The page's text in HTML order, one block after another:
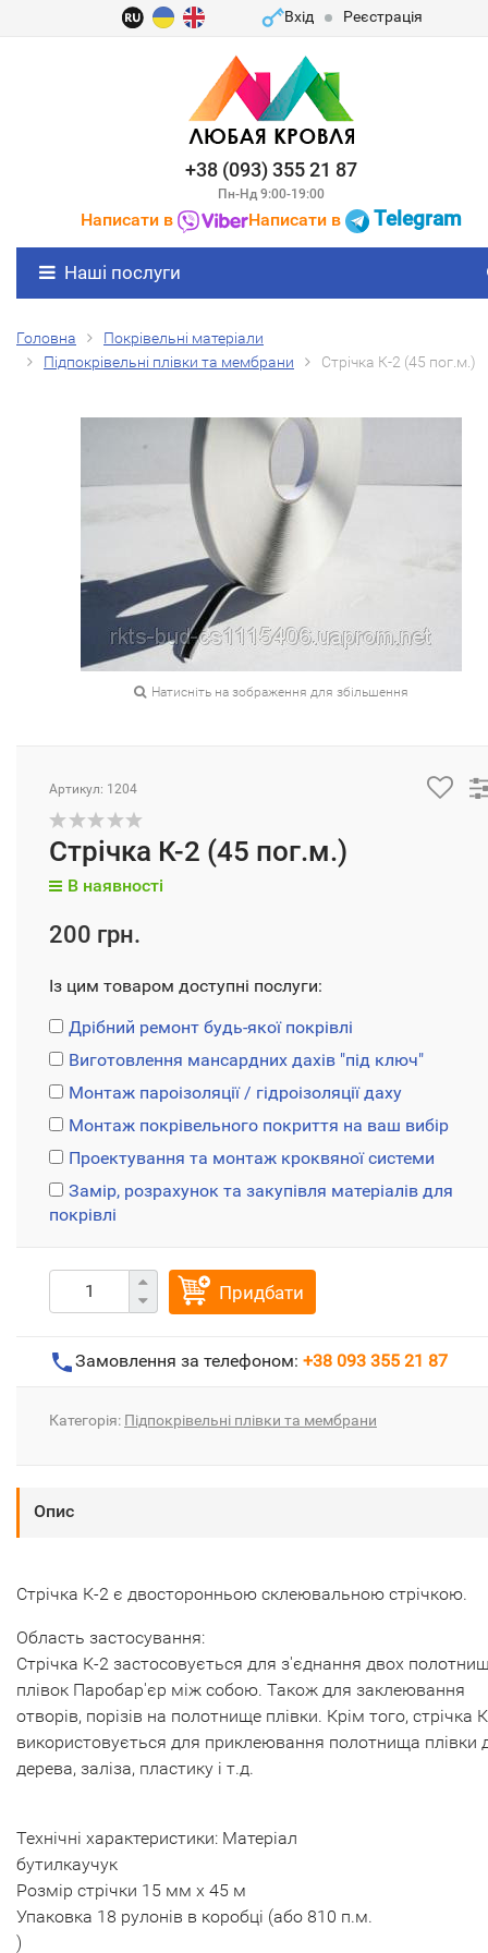
Вхід Реєстрація
+38 (093) 355 21 87
Пн-Нд 9:00-19:00
Написати в Написати в Telegram
Наші послуги
Головна
Покрівельні матеріали
Підпокрівельні плівки та мембрани
Стрічка К-2 (45 пог.м.)
Натисніть на зображення для збільшення
Артикул: 1204
Стрічка К-2 (45 пог.м.)
В наявності
200 грн.
Із цим товаром доступні послуги:
Дрібний ремонт будь-якої покрівлі
Виготовлення мансардних дахів "під ключ"
Монтаж пароізоляції / гідроізоляції даху
Монтаж покрівельного покриття на ваш вибір
Проектування та монтаж кроквяної системи
Замір, розрахунок та закупівля матеріалів для
покрівлі
Придбати
Замовлення за телефоном: +38 093 355 21 87
Категорія: Підпокрівельні плівки та мембрани
Опис
Стрічка К-2 є двосторонньою склеювальною стрічкою.
Область застосування:
Стрічка К-2 застосовується для з'єднання двох
плівок Паробар'єр між собою. Також для заклеювання
отворів, порізів на полотнище плівки. Крім того, стрічка
використовується для приклеювання полотнища плівки
дерева, заліза, пластику і т.д.
Технічні характеристики: Матеріал
бутилкаучук
Розмір стрічки 15 мм х 45 м
Упаковка 18 рулонів в коробці (або 810 п.м.
)